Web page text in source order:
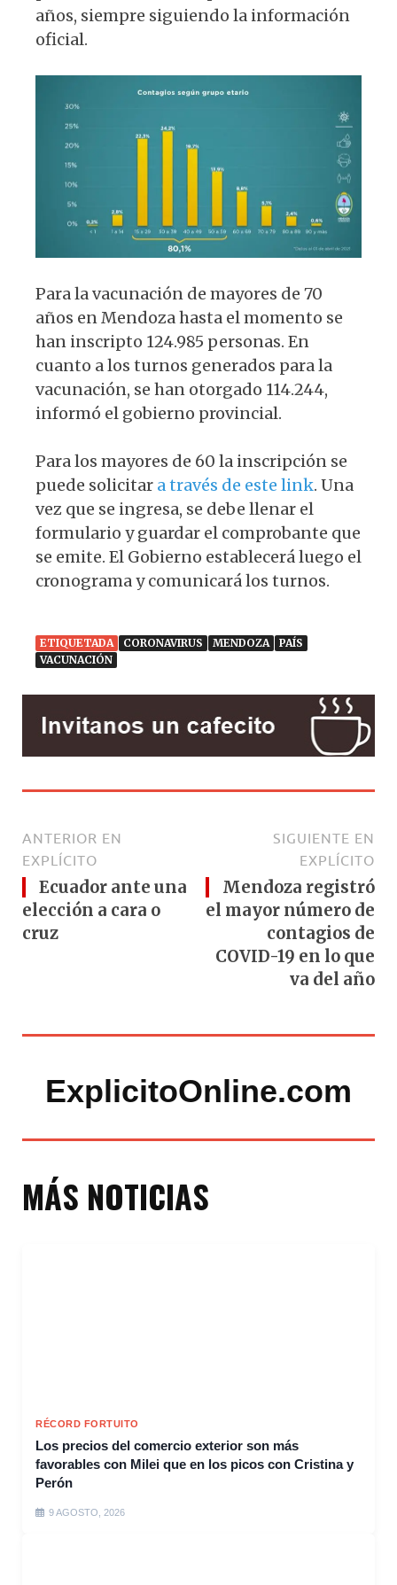
años, siempre siguiendo la información
oficial.
Para la vacunación de mayores de 70
años en Mendoza hasta el momento se
han inscripto 124.985 personas. En
cuanto a los turnos generados para la
vacunación, se han otorgado 114.244,
informó el gobierno provincial.
Para los mayores de 60 la inscripción se
puede solicitar a través de este link. Una
vez que se ingresa, se debe llenar el
formulario y guardar el comprobante que
se emite. El Gobierno establecerá luego el
cronograma y comunicará los turnos.
ETIQUETADA CORONAVIRUS MENDOZA
PAÍS
VACUNACIÓN
ANTERIOR EN
EXPLÍCITO
Ecuador ante una
elección a cara o
cruz
SIGUIENTE EN
EXPLÍCITO
Mendoza registró
el mayor número de
contagios de
COVID-19 en lo que
va del año
ExplicitoOnline.com
MÁS NOTICIAS
RÉCORD FORTUITO
Los precios del comercio exterior son más
favorables con Milei que en los picos con Cristina y
Perón
9 AGOSTO, 2026